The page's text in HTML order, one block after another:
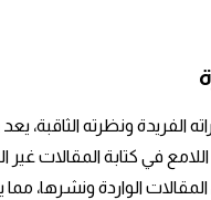
الفريدة ونظرته
اللامع في كتابة المقالات
الواردة ونشرها،